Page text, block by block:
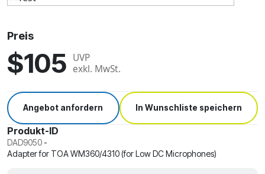
Preis
$105 UVP
exkl. MwSt.
Angebot anfordern In Wunschliste speichern
Produkt-ID
DAD9050 -
Adapter for TOA WM360/4310 (for Low DC Microphones)